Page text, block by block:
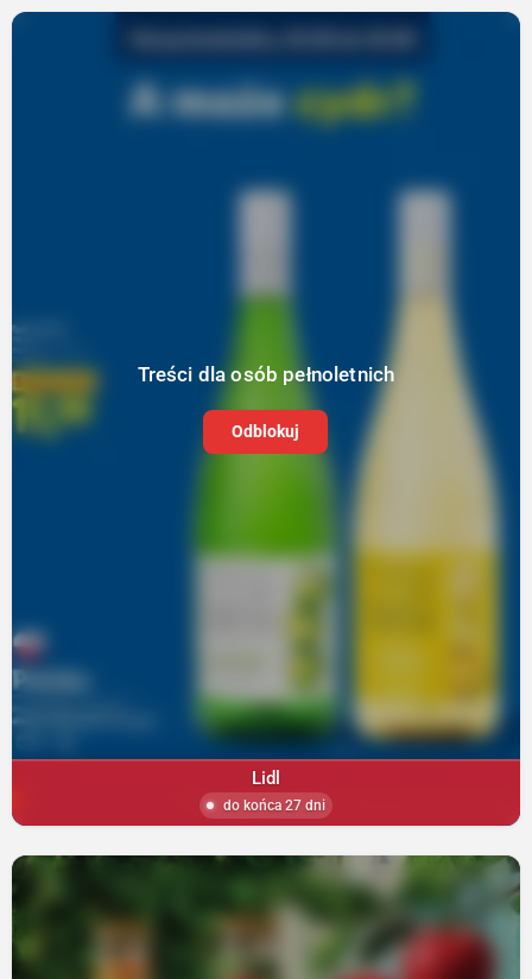
Treści dla osób pełnoletnich
Odblokuj
Lidl
do końca 27 dni